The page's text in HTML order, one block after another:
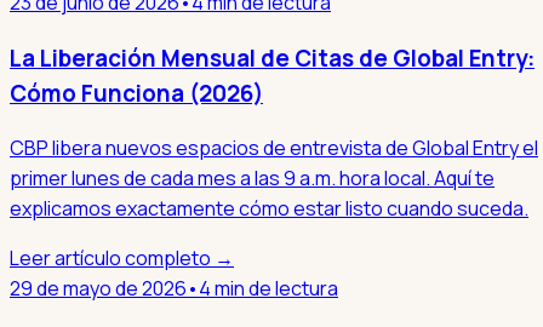
La Liberación Mensual de Citas de Global Entry:
Cómo Funciona (2026)
CBP libera nuevos espacios de entrevista de Global Entry el
primer lunes de cada mes a las 9 a.m. hora local. Aquí te
explicamos exactamente cómo estar listo cuando suceda.
Leer artículo completo →
29 de mayo de 2026•4 min de lectura